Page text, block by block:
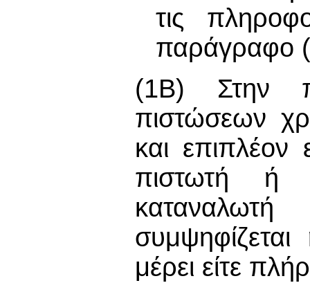
τις
παράγραφο
(1Β) Στην
πιστώσεων
και επιπλέον
πιστωτή ή
μέρει είτε